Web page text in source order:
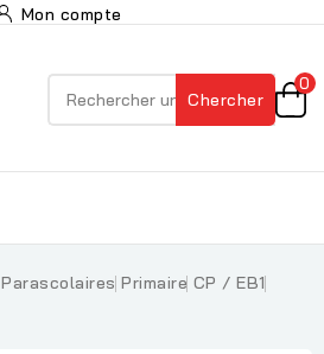
Mon compte
Chercher
0
Parascolaires Primaire CP / EB1